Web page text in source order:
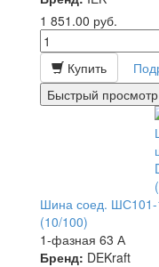
1 851.00 руб.
Купить
Быстрый просмотр
Шина соед. ШС101-
(10/100)
1-фазная 63 А
Бренд: DEKraft